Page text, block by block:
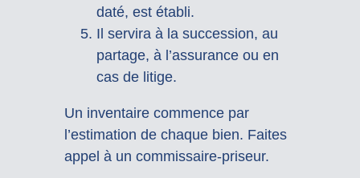
daté, est établi.
Il servira à la succession, au
partage, à l’assurance ou en
cas de litige.
Un inventaire commence par
l’estimation de chaque bien. Faites
appel à un commissaire-priseur.